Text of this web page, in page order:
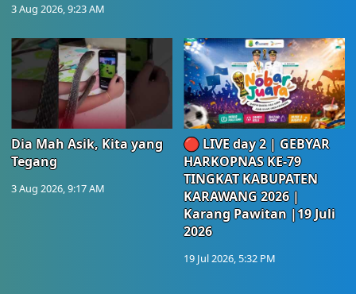
3 Aug 2026, 9:23 AM
Dia Mah Asik, Kita yang
Tegang
3 Aug 2026, 9:17 AM
🔴 LIVE day 2 | GEBYAR
HARKOPNAS KE-79
TINGKAT KABUPATEN
KARAWANG 2026 |
Karang Pawitan |19 Juli
2026
19 Jul 2026, 5:32 PM